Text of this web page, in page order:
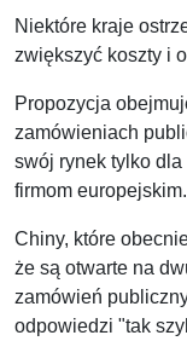
Niektóre kraje
zwiększyć koszty i
Propozycja
zamówieniach
swój rynek tylko
firmom europejskim.
Chiny, które
że są otwarte na
zamówień
odpowiedzi "tak